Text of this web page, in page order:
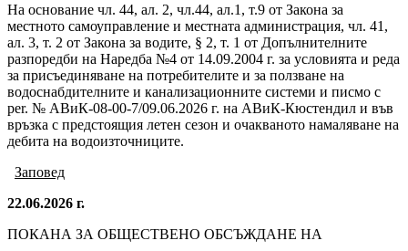
На основание чл. 44, ал. 2, чл.44, ал.1, т.9 от Закона за
местното самоуправление и местната администрация, чл. 41,
ал. 3, т. 2 от Закона за водите, § 2, т. 1 от Допълнителните
разпоредби на Наредба №4 от 14.09.2004 г. за условията и реда
за присъединяване на потребителите и за ползване на
водоснабдителните и канализационните системи и писмо с
per. № АВиК-08-00-7/09.06.2026 г. на АВиК-Кюстендил и във
връзка с предстоящия летен сезон и очакваното намаляване на
дебита на водоизточниците.
Заповед
22.06.2026 г.
ПОКАНА ЗА ОБЩЕСТВЕНО ОБСЪЖДАНЕ НА